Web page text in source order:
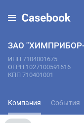
ЗАО
ИНН 7104001675
ОГРН 1027100591616
КПП 710401001
Компания События